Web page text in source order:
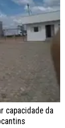
capacidade da